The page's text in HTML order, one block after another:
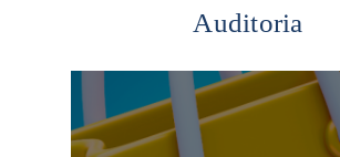
Auditoria